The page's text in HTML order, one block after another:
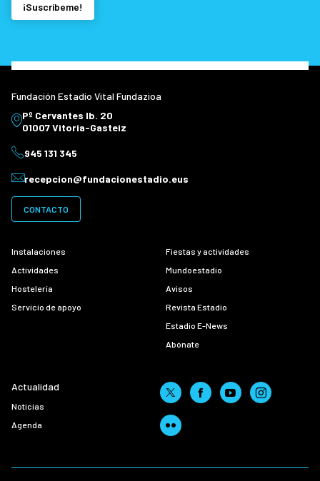
¡Suscríbeme!
Fundación Estadio Vital Fundazioa
Pº Cervantes Ib. 20
01007 Vitoria-Gasteiz
945 131 345
recepcion@fundacionestadio.eus
CONTACTO
Instalaciones
Actividades
Hostelería
Servicio de apoyo
Fiestas y actividades
Mundoestadio
Avisos
Revista Estadio
Estadio E-News
Abónate
Actualidad
Noticias
Agenda